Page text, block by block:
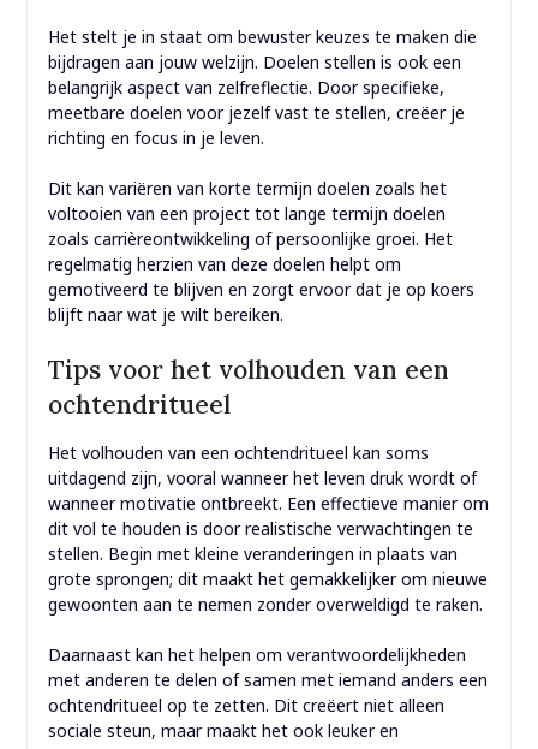
Het stelt je in staat om bewuster keuzes te maken die
bijdragen aan jouw welzijn. Doelen stellen is ook een
belangrijk aspect van zelfreflectie. Door specifieke,
meetbare doelen voor jezelf vast te stellen, creëer je
richting en focus in je leven.
Dit kan variëren van korte termijn doelen zoals het
voltooien van een project tot lange termijn doelen
zoals carrièreontwikkeling of persoonlijke groei. Het
regelmatig herzien van deze doelen helpt om
gemotiveerd te blijven en zorgt ervoor dat je op koers
blijft naar wat je wilt bereiken.
Tips voor het volhouden van een
ochtendritueel
Het volhouden van een ochtendritueel kan soms
uitdagend zijn, vooral wanneer het leven druk wordt of
wanneer motivatie ontbreekt. Een effectieve manier om
dit vol te houden is door realistische verwachtingen te
stellen. Begin met kleine veranderingen in plaats van
grote sprongen; dit maakt het gemakkelijker om nieuwe
gewoonten aan te nemen zonder overweldigd te raken.
Daarnaast kan het helpen om verantwoordelijkheden
met anderen te delen of samen met iemand anders een
ochtendritueel op te zetten. Dit creëert niet alleen
sociale steun, maar maakt het ook leuker en